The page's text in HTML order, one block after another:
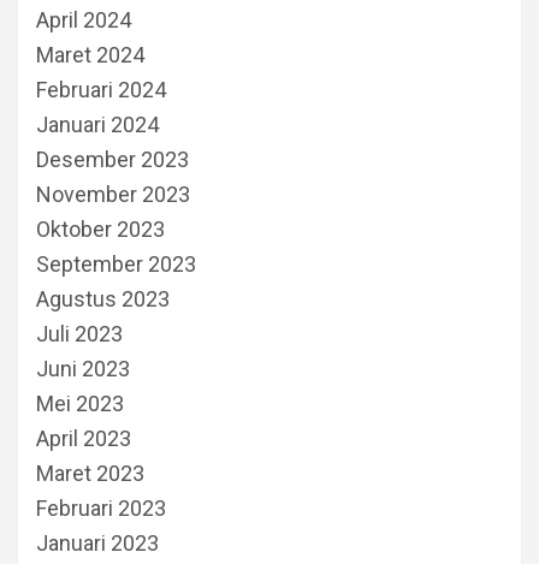
April 2024
Maret 2024
Februari 2024
Januari 2024
Desember 2023
November 2023
Oktober 2023
September 2023
Agustus 2023
Juli 2023
Juni 2023
Mei 2023
April 2023
Maret 2023
Februari 2023
Januari 2023